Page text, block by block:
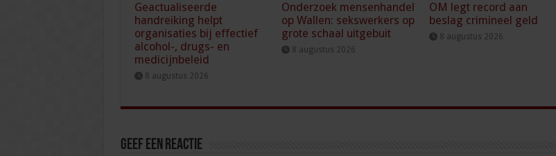
Geactualiseerde
handreiking helpt
organisaties bij effectief
alcohol-, drugs- en
medicijnbeleid
8 augustus 2026
Onderzoek mensenhandel
op Wallen: sekswerkers op
grote schaal uitgebuit
8 augustus 2026
OM legt record aan
beslag crimineel geld
8 augustus 2026
Geef een reactie